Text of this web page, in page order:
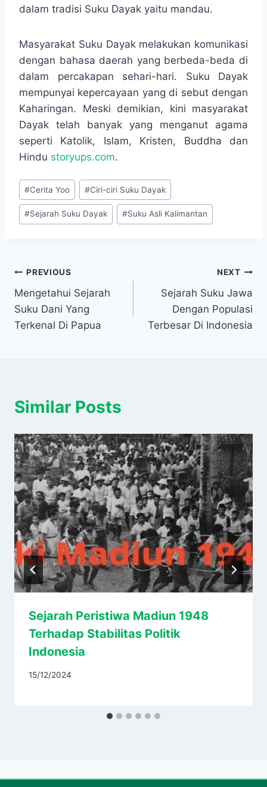
dalam tradisi Suku Dayak yaitu mandau.
Masyarakat Suku Dayak melakukan komunikasi
dengan bahasa daerah yang berbeda-beda di
dalam percakapan sehari-hari. Suku Dayak
mempunyai kepercayaan yang di sebut dengan
Kaharingan. Meski demikian, kini masyarakat
Dayak telah banyak yang menganut agama
seperti Katolik, Islam, Kristen, Buddha dan
Hindu storyups.com.
Post
Tags:
#Cerita Yoo #Ciri-ciri Suku Dayak
#Sejarah Suku Dayak #Suku Asli Kalimantan
Navigasi
pos
PREVIOUS
Mengetahui Sejarah
Suku Dani Yang
Terkenal Di Papua
NEXT
Sejarah Suku Jawa
Dengan Populasi
Terbesar Di Indonesia
Similar Posts
Sejarah Peristiwa Madiun 1948
Terhadap Stabilitas Politik
Indonesia
15/12/2024